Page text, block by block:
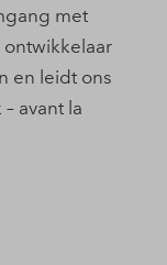
met
en leidt ons
avant la